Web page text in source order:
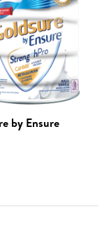
by Ensure